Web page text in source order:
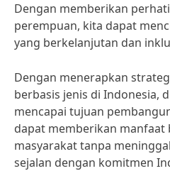
Dengan memberikan
perempuan, kita dapat
yang berkelanjutan dan
Dengan menerapkan
berbasis jenis di Indonesia,
mencapai tujuan
dapat memberikan manfaat
masyarakat tanpa
sejalan dengan komitmen